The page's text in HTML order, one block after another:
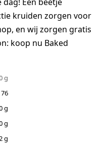
kruiden zorgen voor
en wij zorgen gratis
koop nu Baked
g
g
g
g